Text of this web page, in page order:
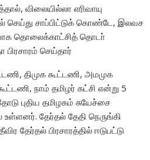
விலையில்லா எரிவாயு
செய்து சாப்பிட்டுக் கொண்டே, இலவச
தொலைக்காட்சித் தொடா்
பிரசாரம் செய்தார்
திமுக கூட்டணி, அமமுக
நாம் தமிழர் கட்சி என்று 5
புதிய தமிழகம் சுயேச்சை
தேர்தல் தேதி நெருங்கி
தேர்தல் பிரசாரத்தில் ஈடுபட்டு